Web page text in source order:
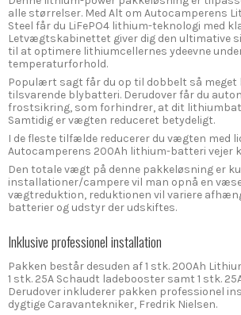
alle størrelser. Med Alt om Autocamperens
Steel får du LiFePO4 lithium-teknologi med
Letvægtskabinettet giver dig den ultimative
til at optimere lithiumcellernes ydeevne
temperaturforhold.
Populært sagt får du op til dobbelt så meget
tilsvarende blybatteri. Derudover får du
frostsikring, som forhindrer, at dit
Samtidig er vægten reduceret betydeligt.
I de fleste tilfælde reducerer du vægten med
Autocamperens 200Ah lithium-batteri vejer
Den totale vægt på denne pakkeløsning er
installationer/campere vil man opnå en
vægtreduktion, reduktionen vil variere
batterier og udstyr der udskiftes.
Inklusive professionel installation
Pakken består desuden af 1 stk. 200Ah
1 stk. 25A Schaudt ladebooster samt 1 stk.
Derudover inkluderer pakken professionel
dygtige Caravantekniker, Fredrik Nielsen.